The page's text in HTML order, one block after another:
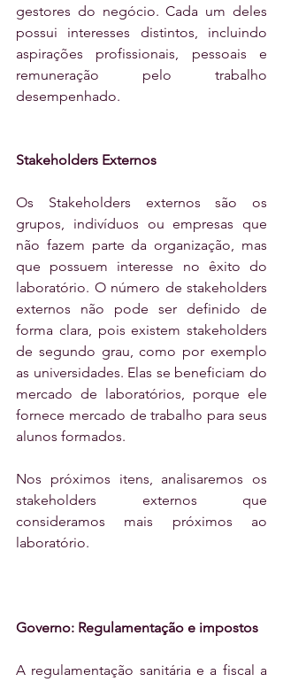
gestores do negócio. Cada um deles
possui interesses distintos, incluindo
aspirações profissionais, pessoais e
remuneração pelo trabalho
desempenhado.
Stakeholders Externos
Os Stakeholders externos são os
grupos, indivíduos ou empresas que
não fazem parte da organização, mas
que possuem interesse no êxito do
laboratório. O número de stakeholders
externos não pode ser definido de
forma clara, pois existem stakeholders
de segundo grau, como por exemplo
as universidades. Elas se beneficiam do
mercado de laboratórios, porque ele
fornece mercado de trabalho para seus
alunos formados.
Nos próximos itens, analisaremos os
stakeholders externos que
consideramos mais próximos ao
laboratório.
Governo: Regulamentação e impostos
A regulamentação sanitária e a fiscal a